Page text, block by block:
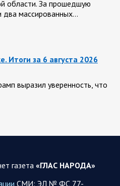
области. За прошедшую
массированных…
Итоги за 6 августа 2026
выразил уверенность, что
газета «ГЛАС НАРОДА»
СМИ: ЭЛ № ФС 77-